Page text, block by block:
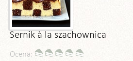
Sernik à la szachownica
Ocena: